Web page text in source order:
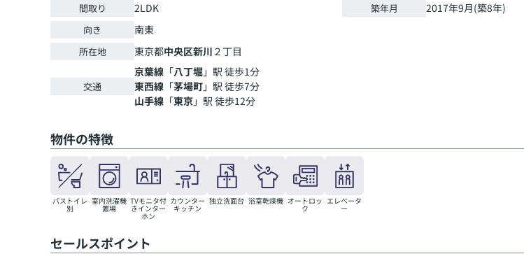
間取り 2LDK
向き 南東
所在地 東京都中央区新川 ２丁目
交通
京葉線 「八丁堀」駅 徒歩1分
東西線 「茅場町」駅 徒歩7分
山手線 「東京」駅 徒歩12分
築年月 2017年9月(築8年)
物件の特徴
バストイレ
別
室内洗濯機
置場
TVモニタ付
きインター
ホン
カウンター
キッチン
独立洗面台 浴室乾燥機 オートロッ
ク
エレベータ
ー
セールスポイント